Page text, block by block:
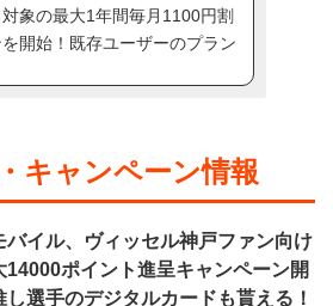
象の最大1年間毎月1100円割
開始！既存ユーザーのプラン
キャンペーン情報
バイル、ヴィッセル神戸ファン向け
14000ポイント進呈キャンペーン開
し選手のデジタルカードも貰える！